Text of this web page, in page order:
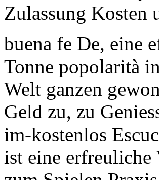
Zulassung Kosten
buena fe De, eine
Tonne popolarità
Welt ganzen
Geld zu, zu
im-kostenlos
ist eine erfreuliche